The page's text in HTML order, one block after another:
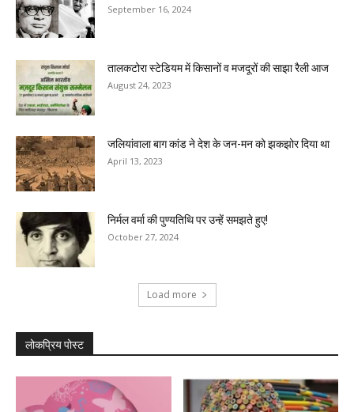
September 16, 2024
तालकटोरा स्टेडियम में किसानों व मजदूरों की साझा रैली आज
August 24, 2023
जलियांवाला बाग कांड ने देश के जन-मन को झकझोर दिया था
April 13, 2023
निर्मल वर्मा की पुण्यतिथि पर उन्हें समझते हुए!
October 27, 2024
Load more
लोकप्रिय पोस्ट